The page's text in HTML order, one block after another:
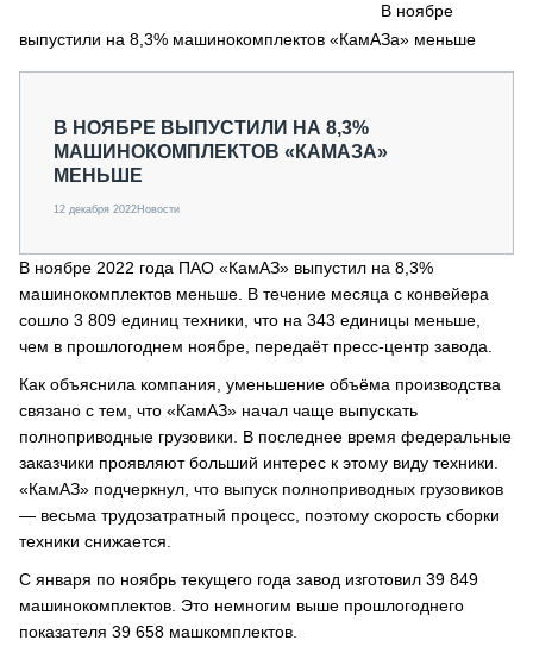
СПЕЦПРОЕКТЫ
О ПРОЕКТЕ
В ноябре
выпустили на 8,3% машинокомплектов «КамАЗа» меньше
В НОЯБРЕ ВЫПУСТИЛИ НА 8,3%
МАШИНОКОМПЛЕКТОВ «КАМАЗА»
МЕНЬШЕ
12 декабря 2022Новости
В ноябре 2022 года ПАО «КамАЗ» выпустил на 8,3%
машинокомплектов меньше. В течение месяца с конвейера
сошло 3 809 единиц техники, что на 343 единицы меньше,
чем в прошлогоднем ноябре, передаёт пресс-центр завода.
Как объяснила компания, уменьшение объёма производства
связано с тем, что «КамАЗ» начал чаще выпускать
полноприводные грузовики. В последнее время федеральные
заказчики проявляют больший интерес к этому виду техники.
«КамАЗ» подчеркнул, что выпуск полноприводных грузовиков
— весьма трудозатратный процесс, поэтому скорость сборки
техники снижается.
С января по ноябрь текущего года завод изготовил 39 849
машинокомплектов. Это немногим выше прошлогоднего
показателя 39 658 машкомплектов.